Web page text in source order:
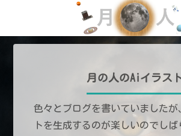
月の人のAiイラス
色々とブログを書いていましたが
トを生成するのが楽しいのでし